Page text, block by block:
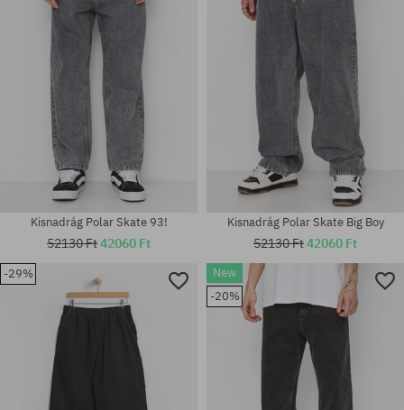
Kisnadrág Polar Skate 93!
52130 Ft42060 Ft
Kisnadrág Polar Skate Big Boy
52130 Ft42060 Ft
-29%
New
-20%